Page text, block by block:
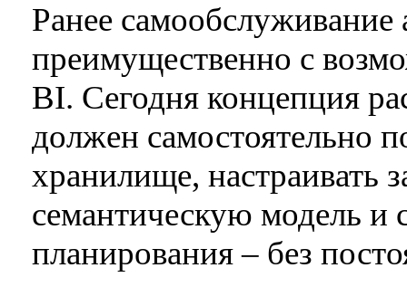
Ранее самообслуживание
преимущественно с
BI. Сегодня концепция
должен самостоятельно
хранилище, настраивать
семантическую модель и
планирования – без